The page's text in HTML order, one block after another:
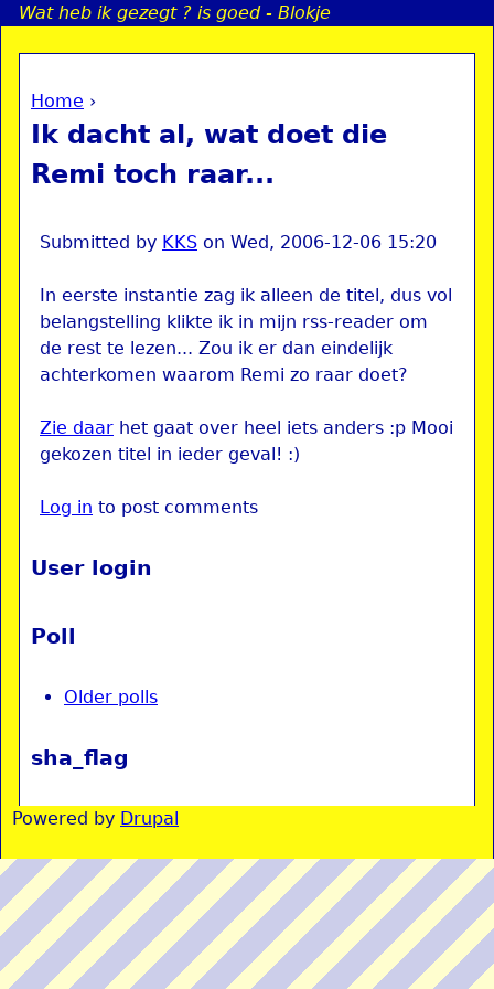
Jump to navigation
Wat heb ik gezegt ? is goed - Blokje
You are here
Home ›
Ik dacht al, wat doet die
Remi toch raar...
Submitted by KKS on Wed, 2006-12-06 15:20
In eerste instantie zag ik alleen de titel, dus vol
belangstelling klikte ik in mijn rss-reader om
de rest te lezen... Zou ik er dan eindelijk
achterkomen waarom Remi zo raar doet?
Zie daar het gaat over heel iets anders :p Mooi
gekozen titel in ieder geval! :)
Log in to post comments
User login
Poll
Older polls
sha_flag
Powered by Drupal